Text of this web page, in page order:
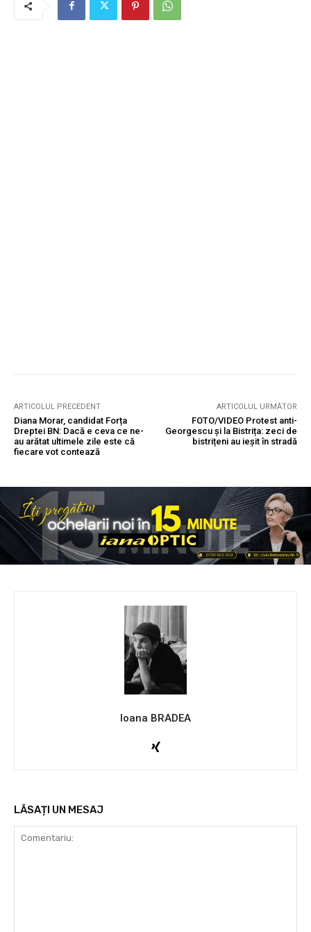
ARTICOLUL PRECEDENT
Diana Morar, candidat Forța
Dreptei BN: Dacă e ceva ce ne-
au arătat ultimele zile este că
fiecare vot contează
ARTICOLUL URMĂTOR
FOTO/VIDEO Protest anti-
Georgescu și la Bistrița: zeci de
bistrițeni au ieșit în stradă
Ioana BRADEA
LĂSAȚI UN MESAJ